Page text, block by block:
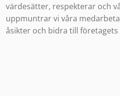
värdesätter, respekterar och
uppmuntrar vi våra
åsikter och bidra till företagets